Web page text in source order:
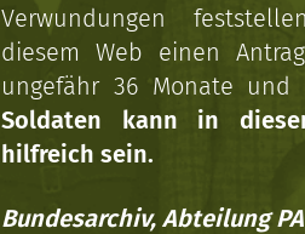
Verwundungen
diesem Web einen
ungefähr 36 Monate und
Soldaten kann in
hilfreich sein.
Bundesarchiv, Abteilung PA